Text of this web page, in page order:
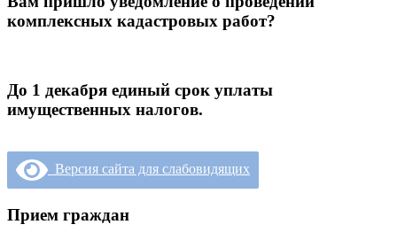
комплексных кадастровых работ?
До 1 декабря единый срок уплаты
имущественных налогов.
Версия сайта для слабовидящих
Прием граждан